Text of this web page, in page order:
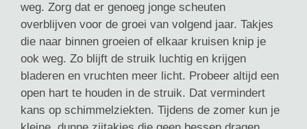
weg. Zorg dat er genoeg jonge scheuten
overblijven voor de groei van volgend jaar. Takjes
die naar binnen groeien of elkaar kruisen knip je
ook weg. Zo blijft de struik luchtig en krijgen
bladeren en vruchten meer licht. Probeer altijd een
open hart te houden in de struik. Dat vermindert
kans op schimmelziekten. Tijdens de zomer kun je